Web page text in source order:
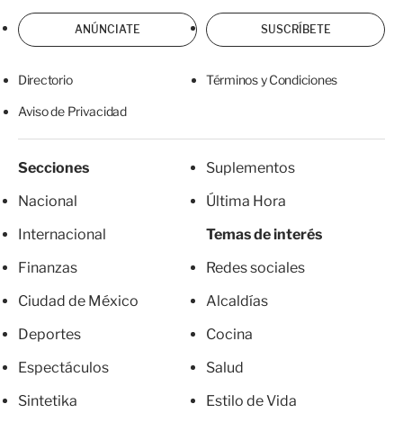
ANÚNCIATE SUSCRÍBETE
Directorio Términos y Condiciones
Aviso de Privacidad
Secciones
Nacional
Internacional
Finanzas
Ciudad de México
Deportes
Espectáculos
Sintetika
Suplementos
Última Hora
Temas de interés
Redes sociales
Alcaldías
Cocina
Salud
Estilo de Vida